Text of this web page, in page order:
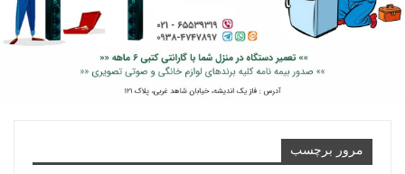
مرور برچسب